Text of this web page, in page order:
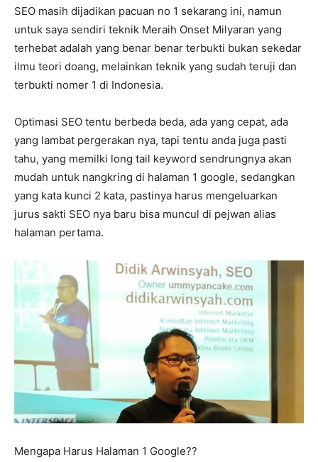
SEO masih dijadikan pacuan no 1 sekarang ini, namun
untuk saya sendiri teknik Meraih Onset Milyaran yang
terhebat adalah yang benar benar terbukti bukan sekedar
ilmu teori doang, melainkan teknik yang sudah teruji dan
terbukti nomer 1 di Indonesia.
Optimasi SEO tentu berbeda beda, ada yang cepat, ada
yang lambat pergerakan nya, tapi tentu anda juga pasti
tahu, yang memilki long tail keyword sendrungnya akan
mudah untuk nangkring di halaman 1 google, sedangkan
yang kata kunci 2 kata, pastinya harus mengeluarkan
jurus sakti SEO nya baru bisa muncul di pejwan alias
halaman pertama.
Mengapa Harus Halaman 1 Google??